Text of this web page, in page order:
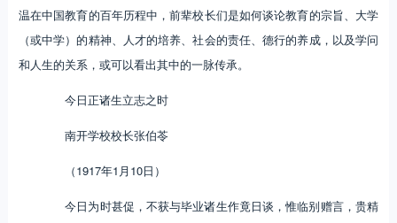
温在中国教育的百年历程中，前辈校长们是如何谈论教育的宗旨、大学
（或中学）的精神、人才的培养、社会的责任、德行的养成，以及学问
和人生的关系，或可以看出其中的一脉传承。
今日正诸生立志之时
南开学校校长张伯苓
（1917年1月10日）
今日为时甚促，不获与毕业诸生作竟日谈，惟临别赠言，贵精